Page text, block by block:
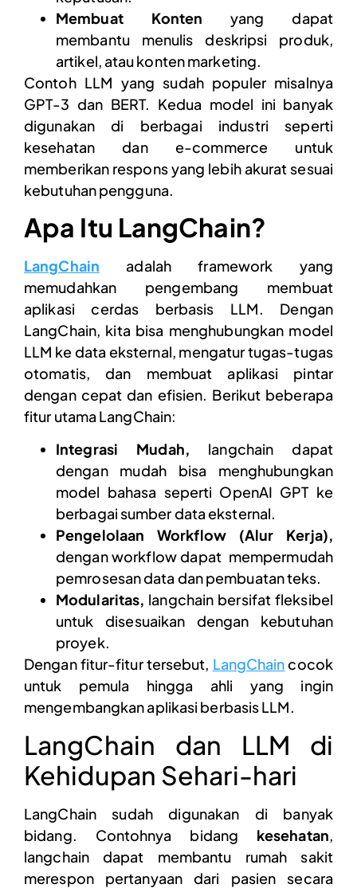
Membuat Konten yang dapat
membantu menulis deskripsi produk,
artikel, atau konten marketing.
Contoh LLM yang sudah populer misalnya
GPT-3 dan BERT. Kedua model ini banyak
digunakan di berbagai industri seperti
kesehatan dan e-commerce untuk
memberikan respons yang lebih akurat sesuai
kebutuhan pengguna.
Apa Itu LangChain?
LangChain adalah framework yang
memudahkan pengembang membuat
aplikasi cerdas berbasis LLM. Dengan
LangChain, kita bisa menghubungkan model
LLM ke data eksternal, mengatur tugas-tugas
otomatis, dan membuat aplikasi pintar
dengan cepat dan efisien. Berikut beberapa
fitur utama LangChain:
Integrasi Mudah, langchain dapat
dengan mudah bisa menghubungkan
model bahasa seperti OpenAI GPT ke
berbagai sumber data eksternal.
Pengelolaan Workflow (Alur Kerja),
dengan workflow dapat mempermudah
pemrosesan data dan pembuatan teks.
Modularitas, langchain bersifat fleksibel
untuk disesuaikan dengan kebutuhan
proyek.
Dengan fitur-fitur tersebut, LangChain cocok
untuk pemula hingga ahli yang ingin
mengembangkan aplikasi berbasis LLM.
LangChain dan LLM di
Kehidupan Sehari-hari
LangChain sudah digunakan di banyak
bidang. Contohnya bidang kesehatan,
langchain dapat membantu rumah sakit
merespon pertanyaan dari pasien secara